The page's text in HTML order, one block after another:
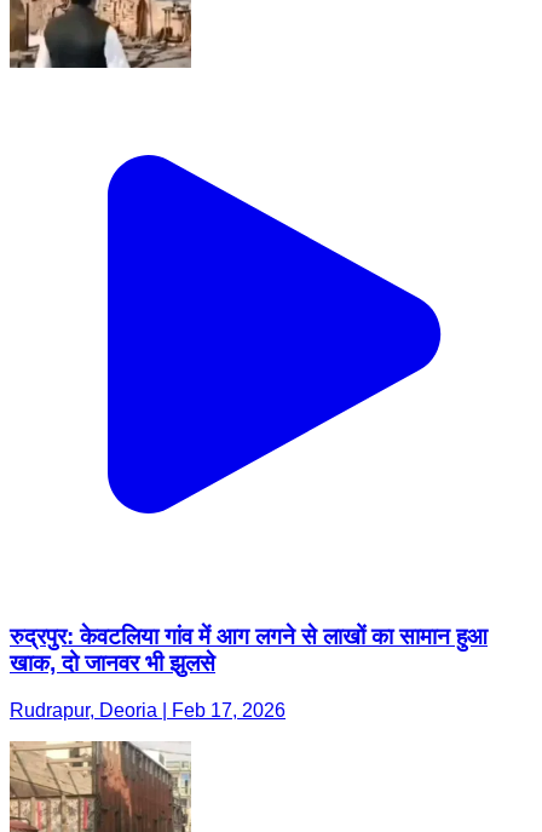
रुद्रपुर: केवटलिया गांव में आग लगने से लाखों का सामान हुआ
खाक, दो जानवर भी झुलसे
Rudrapur, Deoria | Feb 17, 2026